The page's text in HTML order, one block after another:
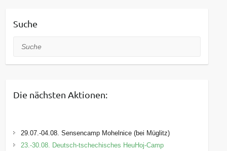
Suche
Suche
Die nächsten Aktionen:
29.07.-04.08. Sensencamp Mohelnice (bei Müglitz)
23.-30.08. Deutsch-tschechisches HeuHoj-Camp